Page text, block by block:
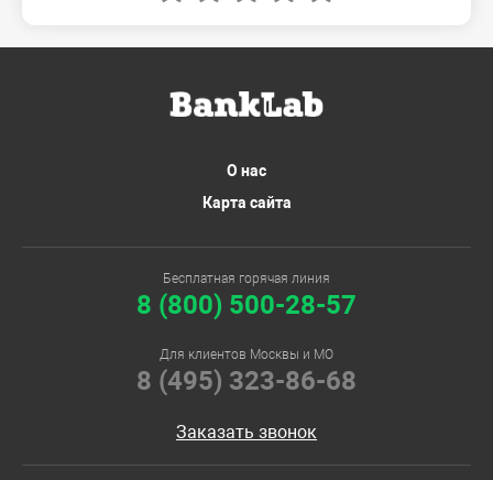
О нас
Карта сайта
Бесплатная горячая линия
8 (800) 500-28-57
Для клиентов Москвы и МО
8 (495) 323-86-68
Заказать звонок